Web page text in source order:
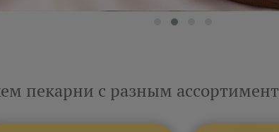
пекарни с разным